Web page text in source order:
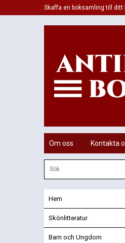
Skaffa en boksamling till
Om oss Kontakta
Hem
Skönlitteratur
Barn och Ungdom